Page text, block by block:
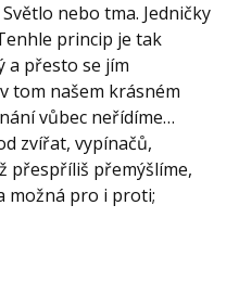
nebo tma. Jedničky
princip je tak
a přesto se jím
tom našem krásném
vůbec neřídíme…
zvířat, vypínačů,
přespříliš přemýšlíme,
možná pro i proti;